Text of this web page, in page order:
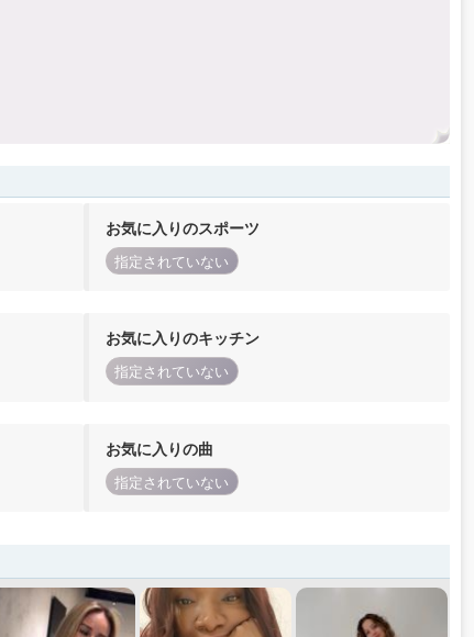
お気に入りのスポーツ
指定されていない
お気に入りのキッチン
指定されていない
お気に入りの曲
指定されていない